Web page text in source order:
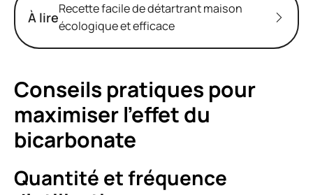
À lire
Recette facile de détartrant maison
écologique et efficace
Conseils pratiques pour
maximiser l’effet du
bicarbonate
Quantité et fréquence